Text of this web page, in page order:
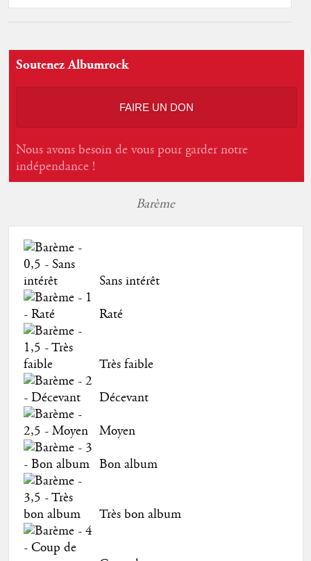
Soutenez Albumrock
FAIRE UN DON
Nous avons besoin de vous pour garder notre
indépendance !
Barème
Sans intérêt
Raté
Très faible
Décevant
Moyen
Bon album
Très bon album